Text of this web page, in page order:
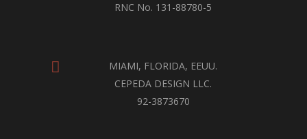
RNC No. 131-88780-5
MIAMI, FLORIDA, EEUU.
CEPEDA DESIGN LLC.
92-3873670